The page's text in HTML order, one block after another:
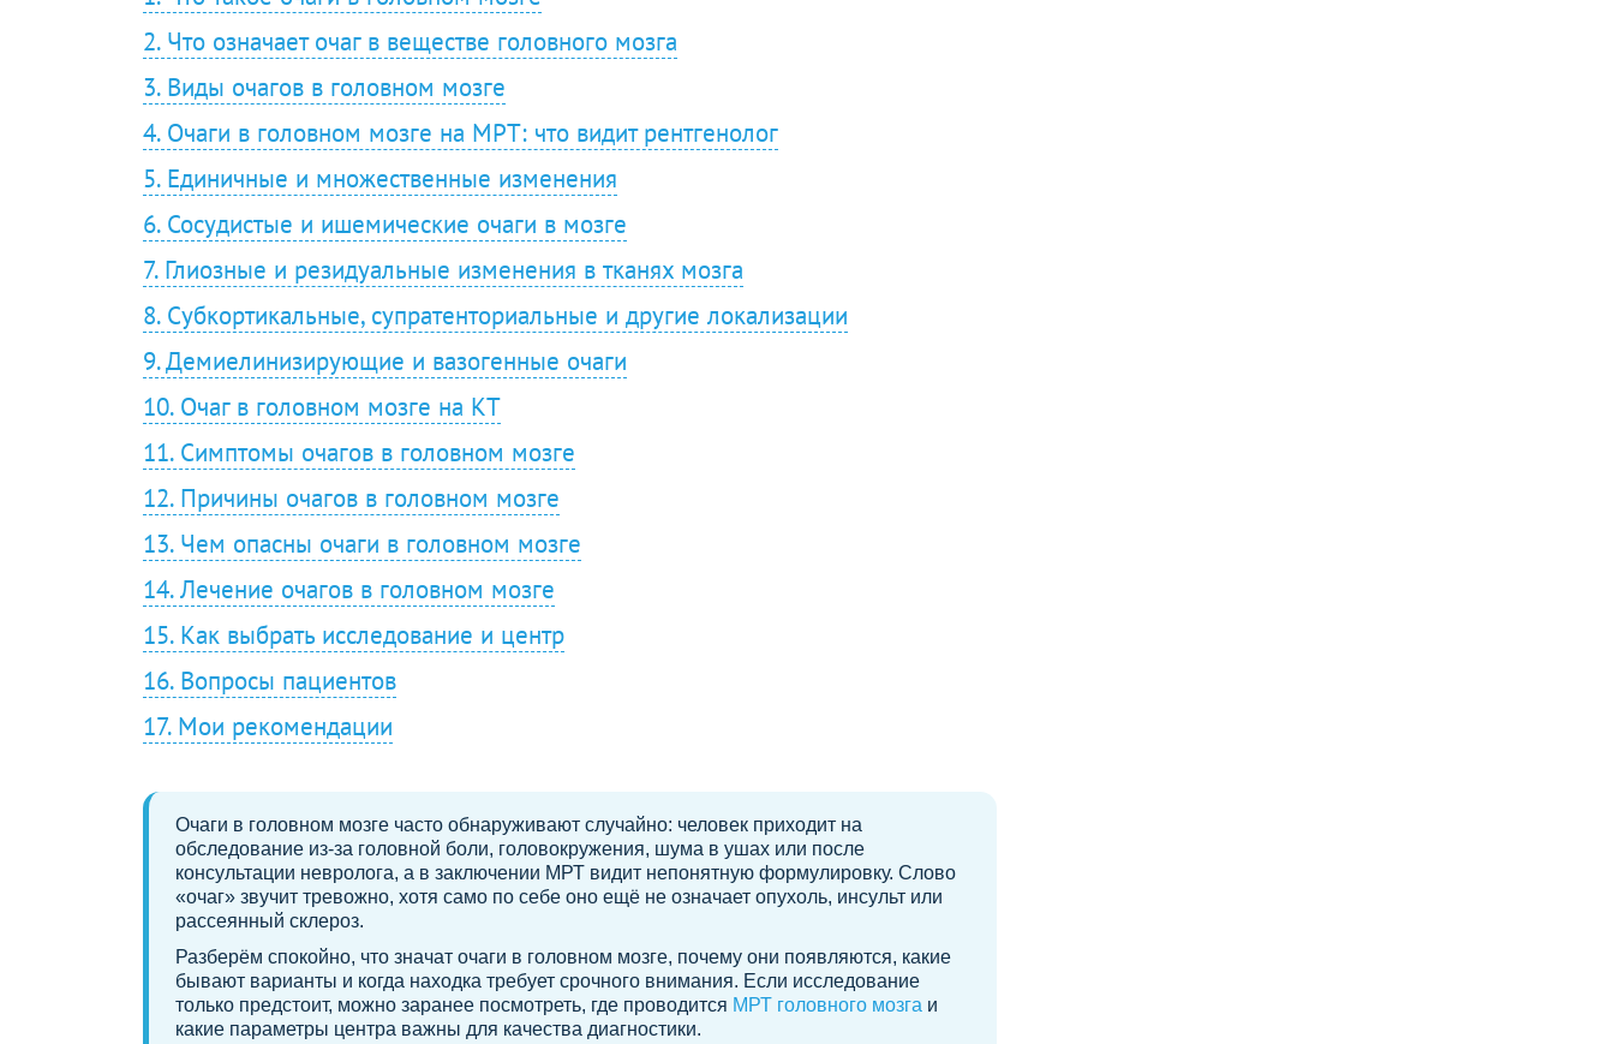
2. Что означает очаг в веществе головного мозга
3. Виды очагов в головном мозге
4. Очаги в головном мозге на МРТ: что видит рентгенолог
5. Единичные и множественные изменения
6. Сосудистые и ишемические очаги в мозге
7. Глиозные и резидуальные изменения в тканях мозга
8. Субкортикальные, супратенториальные и другие локализации
9. Демиелинизирующие и вазогенные очаги
10. Очаг в головном мозге на КТ
11. Симптомы очагов в головном мозге
12. Причины очагов в головном мозге
13. Чем опасны очаги в головном мозге
14. Лечение очагов в головном мозге
15. Как выбрать исследование и центр
16. Вопросы пациентов
17. Мои рекомендации
Очаги в головном мозге часто обнаруживают случайно: человек приходит на
обследование из-за головной боли, головокружения, шума в ушах или после
консультации невролога, а в заключении МРТ видит непонятную формулировку. Слово
«очаг» звучит тревожно, хотя само по себе оно ещё не означает опухоль, инсульт или
рассеянный склероз.
Разберём спокойно, что значат очаги в головном мозге, почему они появляются, какие
бывают варианты и когда находка требует срочного внимания. Если исследование
только предстоит, можно заранее посмотреть, где проводится МРТ головного мозга и
какие параметры центра важны для качества диагностики.